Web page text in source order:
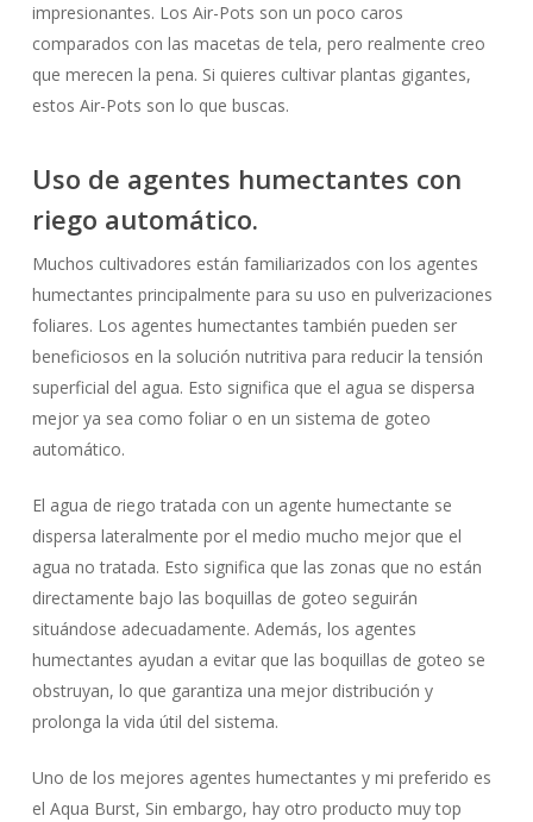
impresionantes. Los Air-Pots son un poco caros
comparados con las macetas de tela, pero realmente creo
que merecen la pena. Si quieres cultivar plantas gigantes,
estos Air-Pots son lo que buscas.
Uso de agentes humectantes con
riego automático.
Muchos cultivadores están familiarizados con los agentes
humectantes principalmente para su uso en pulverizaciones
foliares. Los agentes humectantes también pueden ser
beneficiosos en la solución nutritiva para reducir la tensión
superficial del agua. Esto significa que el agua se dispersa
mejor ya sea como foliar o en un sistema de goteo
automático.
El agua de riego tratada con un agente humectante se
dispersa lateralmente por el medio mucho mejor que el
agua no tratada. Esto significa que las zonas que no están
directamente bajo las boquillas de goteo seguirán
situándose adecuadamente. Además, los agentes
humectantes ayudan a evitar que las boquillas de goteo se
obstruyan, lo que garantiza una mejor distribución y
prolonga la vida útil del sistema.
Uno de los mejores agentes humectantes y mi preferido es
el Aqua Burst, Sin embargo, hay otro producto muy top